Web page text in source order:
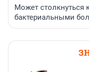
Может столкнуться
бактериальными